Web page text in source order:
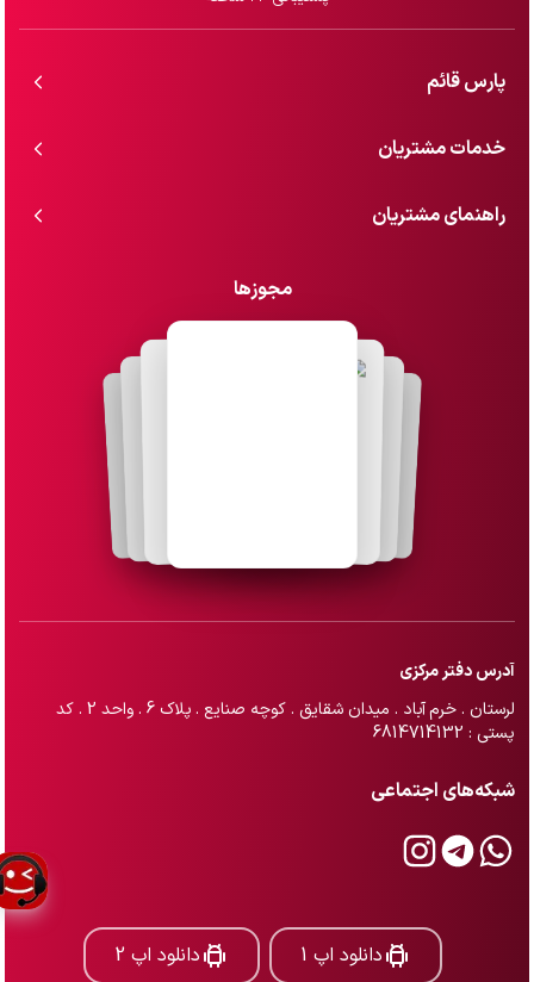
پارس قائم
خدمات مشتریان
راهنمای مشتریان
مجوزها
آدرس دفتر مرکزی
لرستان . خرم آباد . میدان شقایق . کوچه صنایع . پلاک 6 . واحد 2 . کد
پستی : 6814714132
شبکه‌های اجتماعی
دانلود اپ 1 دانلود اپ 2